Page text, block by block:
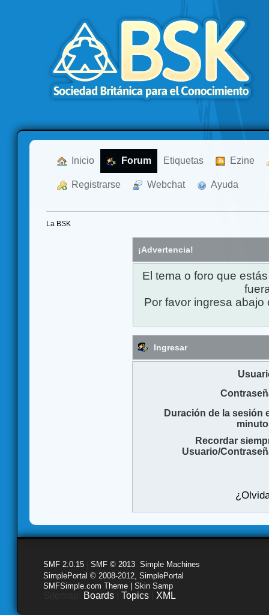
Inicio Forum Etiquetas Ezine
Registrarse Webchat Ayuda
La BSK
¡Advertencia!
El tema o foro que
Por favor ingresa
Ingresar
Duración de la sesión
Recordar
Usuario/
SMF 2.0.15 SMF © 2013 Simple Machines
SimplePortal © 2008-2012, SimplePortal
SMFSimple.com Theme | Skin Samp
Boards Topics XML